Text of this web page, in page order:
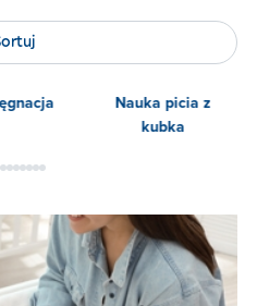
picia z
Wychowanie